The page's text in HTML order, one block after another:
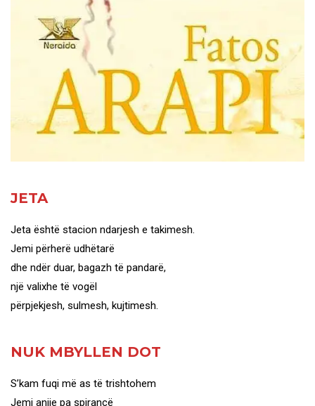
JETA
Jeta është stacion ndarjesh e takimesh.
Jemi përherë udhëtarë
dhe ndër duar, bagazh të pandarë,
një valixhe të vogël
përpjekjesh, sulmesh, kujtimesh.
NUK MBYLLEN DOT
S’kam fuqi më as të trishtohem
Jemi anije pa spirancë